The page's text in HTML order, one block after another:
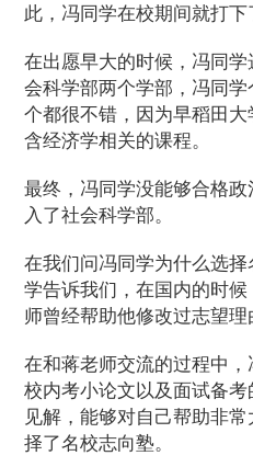
此，冯同学在校期间就打下
在出愿早大的时候，冯同
会科学部两个学部，冯同
个都很不错，因为早稻田
含经济学相关的课程。
最终，冯同学没能够合格
入了社会科学部。
在我们问冯同学为什么选
学告诉我们，在国内的时
师曾经帮助他修改过志望理
在和蒋老师交流的过程中
校内考小论文以及面试备
见解，能够对自己帮助非
择了名校志向塾。